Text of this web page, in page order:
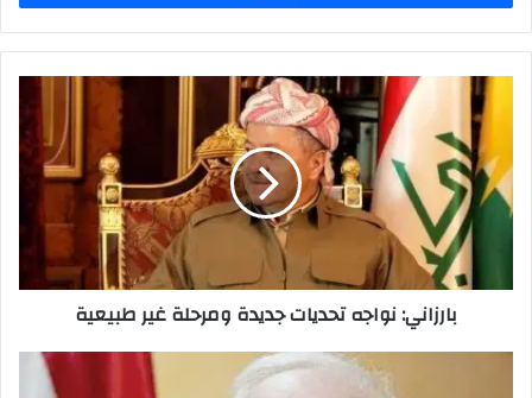
بارزاني:
نواجه
تحديات
جديدة
ومرحلة
غير
بارزاني: نواجه تحديات جديدة ومرحلة غير طبيعية